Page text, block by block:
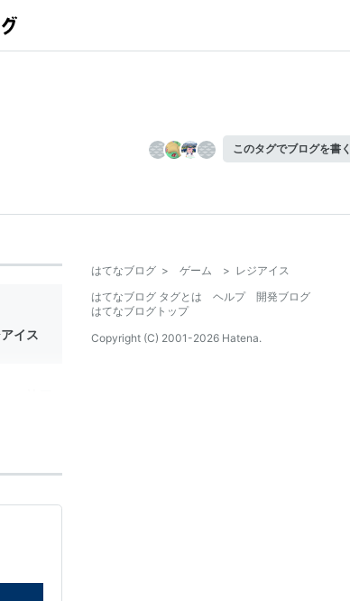
このタグでブログを書く
イス
サフ
レジロッ
。
はてなブログ > ゲーム > レジアイス
はてなブログ タグとは
ヘルプ
開発ブログ
はてなブログトップ
Copyright (C) 2001-2026 Hatena.